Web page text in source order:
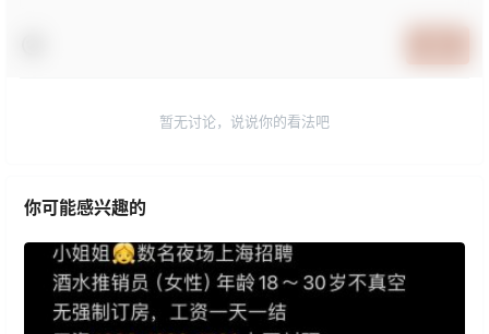
暂无讨论，说说你的看法吧
你可能感兴趣的